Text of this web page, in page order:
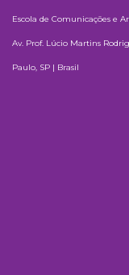
Escola de Comunicações e
Av. Prof. Lúcio Martins
Paulo, SP | Brasil